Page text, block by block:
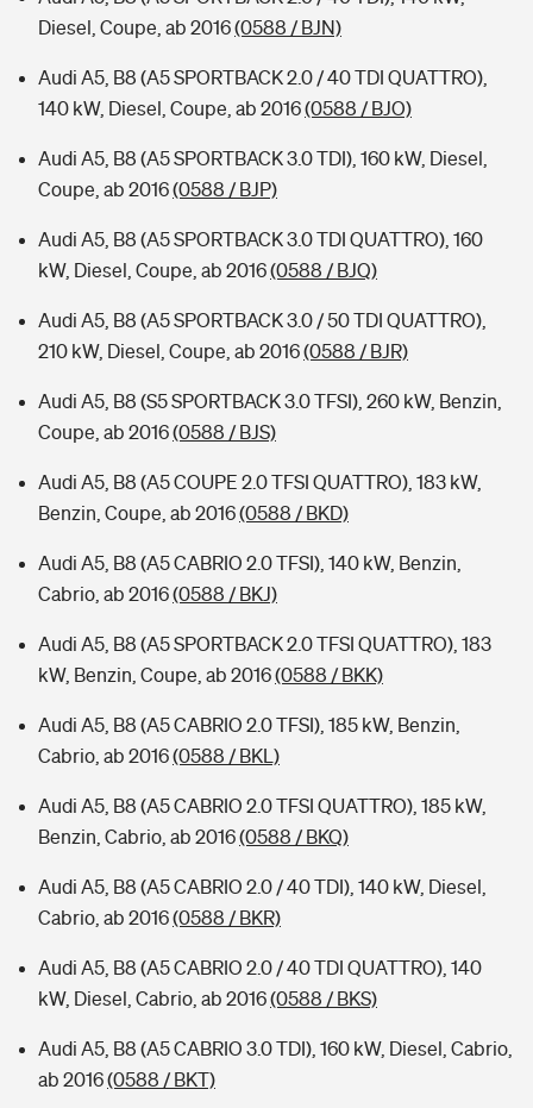
Diesel, Coupe, ab 2016(0588 / BJN)
Audi A5, B8 (A5 SPORTBACK 2.0 / 40 TDI QUATTRO),
140 kW, Diesel, Coupe, ab 2016(0588 / BJO)
Audi A5, B8 (A5 SPORTBACK 3.0 TDI), 160 kW, Diesel,
Coupe, ab 2016(0588 / BJP)
Audi A5, B8 (A5 SPORTBACK 3.0 TDI QUATTRO), 160
kW, Diesel, Coupe, ab 2016(0588 / BJQ)
Audi A5, B8 (A5 SPORTBACK 3.0 / 50 TDI QUATTRO),
210 kW, Diesel, Coupe, ab 2016(0588 / BJR)
Audi A5, B8 (S5 SPORTBACK 3.0 TFSI), 260 kW, Benzin,
Coupe, ab 2016(0588 / BJS)
Audi A5, B8 (A5 COUPE 2.0 TFSI QUATTRO), 183 kW,
Benzin, Coupe, ab 2016(0588 / BKD)
Audi A5, B8 (A5 CABRIO 2.0 TFSI), 140 kW, Benzin,
Cabrio, ab 2016(0588 / BKJ)
Audi A5, B8 (A5 SPORTBACK 2.0 TFSI QUATTRO), 183
kW, Benzin, Coupe, ab 2016(0588 / BKK)
Audi A5, B8 (A5 CABRIO 2.0 TFSI), 185 kW, Benzin,
Cabrio, ab 2016(0588 / BKL)
Audi A5, B8 (A5 CABRIO 2.0 TFSI QUATTRO), 185 kW,
Benzin, Cabrio, ab 2016(0588 / BKQ)
Audi A5, B8 (A5 CABRIO 2.0 / 40 TDI), 140 kW, Diesel,
Cabrio, ab 2016(0588 / BKR)
Audi A5, B8 (A5 CABRIO 2.0 / 40 TDI QUATTRO), 140
kW, Diesel, Cabrio, ab 2016(0588 / BKS)
Audi A5, B8 (A5 CABRIO 3.0 TDI), 160 kW, Diesel, Cabrio,
ab 2016(0588 / BKT)